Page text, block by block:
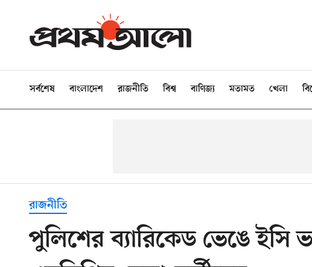
সর্বশেষ বাংলাদেশ রাজনীতি বিশ্ব বাণিজ্য মতামত খেলা
রাজনীতি
পুলিশের ব্যারিকেড ভেঙে